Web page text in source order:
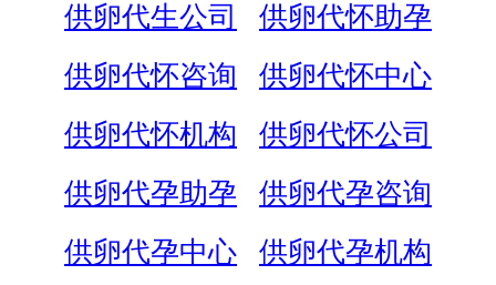
供卵代生公司
供卵代怀助孕
供卵代怀咨询
供卵代怀中心
供卵代怀机构
供卵代怀公司
供卵代孕助孕
供卵代孕咨询
供卵代孕中心
供卵代孕机构